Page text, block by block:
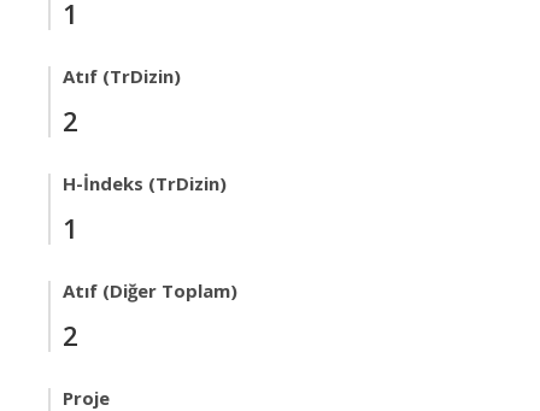
1
Atıf (TrDizin)
2
H-İndeks (TrDizin)
1
Atıf (Diğer Toplam)
2
Proje